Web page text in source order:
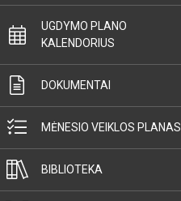
UGDYMO PLANO
KALENDORIUS
DOKUMENTAI
MĖNESIO VEIKLOS PLANAS
BIBLIOTEKA